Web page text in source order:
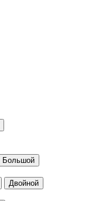
Большой
Двойной